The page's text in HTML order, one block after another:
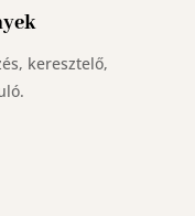
keresztelő,